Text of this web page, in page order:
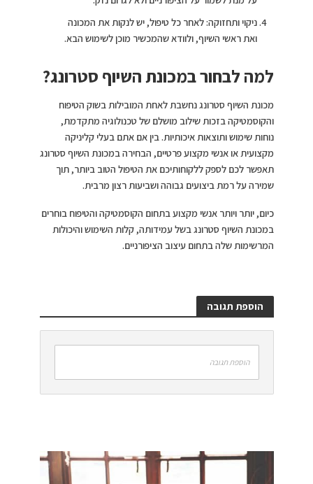
ניקוי ותחזוקה: לאחר כל טיפול, יש לנקות את המכונה
ואת ראשי השיוף, ולוודא שהמכשיר מוכן לשימוש הבא.
למה לבחור במכונת השיוף סטרונג?
מכונת השיוף סטרונג נחשבת לאחת המובילות בשוק הטיפוח
והקוסמטיקה בזכות שילוב מושלם של טכנולוגיה מתקדמת,
נוחות שימוש ותוצאות איכותיות. בין אם אתם בעלי קליניקה
מקצועית או אנשי מקצוע פרטיים, הבחירה במכונת השיוף סטרונג
תאפשר לכם לספק ללקוחותיכם את הטיפול הטוב ביותר, תוך
שמירה על רמת ביצועים גבוהה ושביעות רצון מרבית.
כיום, יותר ויותר אנשי מקצוע בתחום הקוסמטיקה והטיפוח בוחרים
במכונת השיוף סטרונג בשל עמידותה, קלות השימוש והיכולות
המרשימות שלה בתחום עיצוב הציפורניים.
הוספת תגובה
הוספת תגובה